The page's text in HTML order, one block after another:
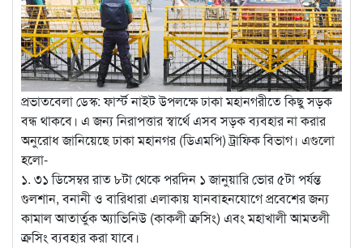
প্রভাতবেলা ডেস্ক: ফার্স্ট নাইট উপলক্ষে ঢাকা মহানগরীতে কিছু সড়ক
বন্ধ থাকবে। এ জন্য নিরাপত্তার স্বার্থে এসব সড়ক ব্যবহার না করার
অনুরোধ জানিয়েছে ঢাকা মহানগর (ডিএমপি) ট্রাফিক বিভাগ। এগুলো
হলো-
১. ৩১ ডিসেম্বর রাত ৮টা থেকে পরদিন ১ জানুয়ারি ভোর ৫টা পর্যন্ত
গুলশান, বনানী ও বারিধারা এলাকায় যানবাহনযোগে প্রবেশের জন্য
কামাল আতার্তুক অ্যাভিনিউ (কাকলী ক্রসিং) এবং মহাখালী আমতলী
ক্রসিং ব্যবহার করা যাবে।